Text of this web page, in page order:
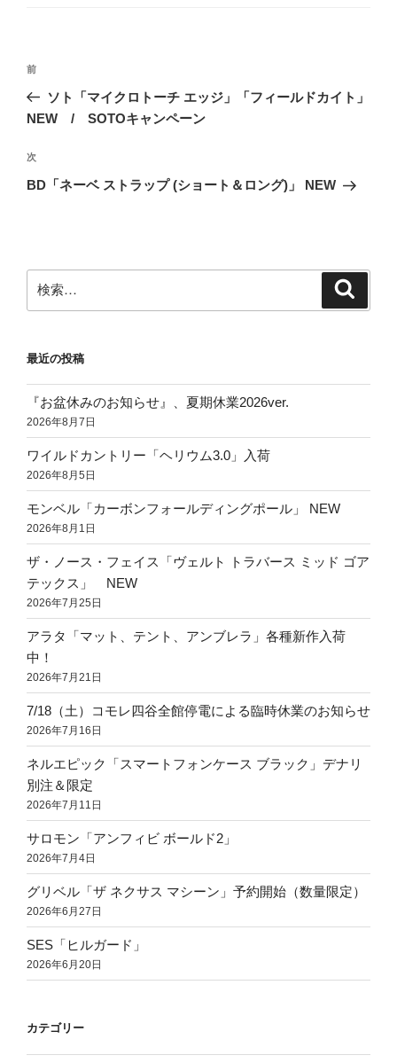
投
ナ
ゲ
ー
前
の
投
前
ソト「マイクロトーチ エッジ」「フィールドカイト」
NEW / SOTOキャンペーン
次
の
次
BD「ネーベ ストラップ (ショート＆ロング)」 NEW
索:
最近の投稿
『お盆休みのお知らせ』、夏期休業2026ver.
2026年8月7日
ワイルドカントリー「ヘリウム3.0」入荷
2026年8月5日
モンベル「カーボンフォールディングポール」 NEW
2026年8月1日
ザ・ノース・フェイス「ヴェルト トラバース ミッド ゴア
テックス」 NEW
2026年7月25日
アラタ「マット、テント、アンブレラ」各種新作入荷
中！
2026年7月21日
7/18（土）コモレ四谷全館停電による臨時休業のお知らせ
2026年7月16日
ネルエピック「スマートフォンケース ブラック」デナリ
別注＆限定
2026年7月11日
サロモン「アンフィビ ボールド2」
2026年7月4日
グリベル「ザ ネクサス マシーン」予約開始（数量限定）
2026年6月27日
SES「ヒルガード」
2026年6月20日
カテゴリー